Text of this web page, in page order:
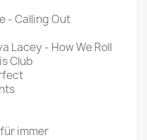
- Calling Out
Lacey - How We Roll
Club
immer